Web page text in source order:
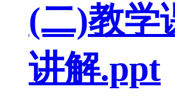
(二)教学
讲解.ppt